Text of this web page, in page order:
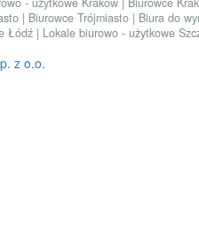
| Biurowce Trójmiasto | Biura do
Łódź | Lokale biurowo - użytkowe
z o.o.